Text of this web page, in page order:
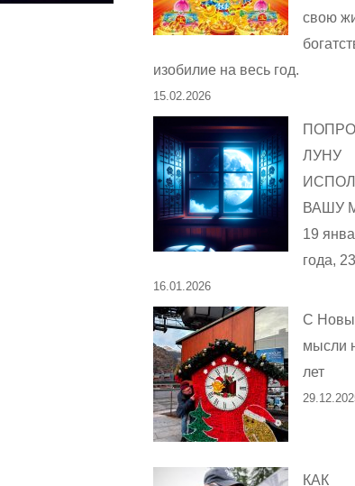
свою
изобилие на весь год.
15.02.2026
ЛУНУ
ВАШУ
19
года,
16.01.2026
С
мысли
лет
КАК